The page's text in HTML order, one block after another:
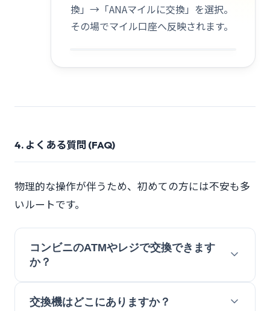
換」→「ANAマイルに交換」を選択。
その場でマイル口座へ反映されます。
4. よくある質問 (FAQ)
物理的な操作が伴うため、初めての方には不安も多
いルートです。
コンビニのATMやレジで交換できます
か？
交換機はどこにありますか？